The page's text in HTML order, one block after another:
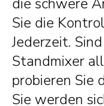
Sie die
Jederzeit.
Standmixer
probieren Sie
Sie werden